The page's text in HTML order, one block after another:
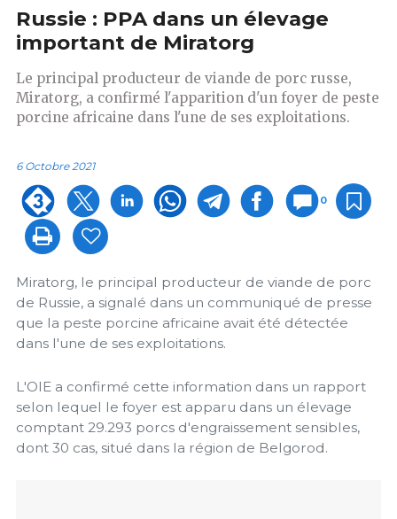
Russie : PPA dans un élevage
important de Miratorg
Le principal producteur de viande de porc russe,
Miratorg, a confirmé l'apparition d'un foyer de peste
porcine africaine dans l'une de ses exploitations.
6 Octobre 2021
0
Miratorg, le principal producteur de viande de porc
de Russie, a signalé dans un communiqué de presse
que la peste porcine africaine avait été détectée
dans l'une de ses exploitations.
L'OIE a confirmé cette information dans un rapport
selon lequel le foyer est apparu dans un élevage
comptant 29.293 porcs d'engraissement sensibles,
dont 30 cas, situé dans la région de Belgorod.